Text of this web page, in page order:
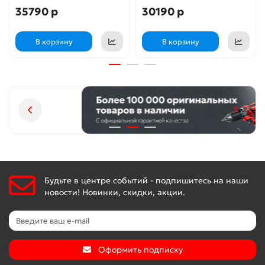
сервисного обслуживания и увеличивает защиту
внутренних стенок водонагревателя от коррозии в
Универсальный монтаж
Водонагреватели серии универсальны при монтаже: их
можно устанавливать как вертикально, так и
горизонтально, что открывает большие возможности для
Режим полной и половинной мощности
35790 р
В корзину
30190 р
В корзину
Будьте в центре событий - подпишитесь на наши
новости! Новинки, скидки, акции.
Оформить подписку